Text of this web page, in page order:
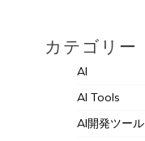
カテゴリー
AI
AI Tools
AI開発ツール